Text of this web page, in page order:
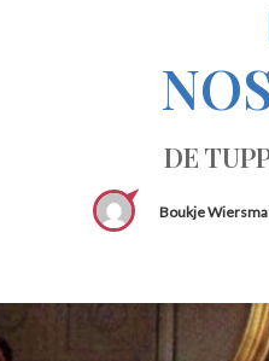
DE
Boukje Wiersma